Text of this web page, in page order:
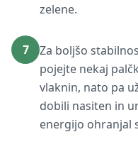
zelene.
7
Za boljšo
pojejte nekaj
vlaknin, nato pa
dobili nasiten in
energijo ohranjal